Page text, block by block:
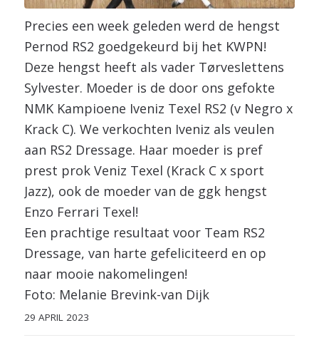
Precies een week geleden werd de hengst
Pernod RS2 goedgekeurd bij het KWPN!
Deze hengst heeft als vader Tørveslettens
Sylvester. Moeder is de door ons gefokte
NMK Kampioene Iveniz Texel RS2 (v Negro x
Krack C). We verkochten Iveniz als veulen
aan RS2 Dressage. Haar moeder is pref
prest prok Veniz Texel (Krack C x sport
Jazz), ook de moeder van de ggk hengst
Enzo Ferrari Texel!
Een prachtige resultaat voor Team RS2
Dressage, van harte gefeliciteerd en op
naar mooie nakomelingen!
Foto: Melanie Brevink-van Dijk
29 APRIL 2023